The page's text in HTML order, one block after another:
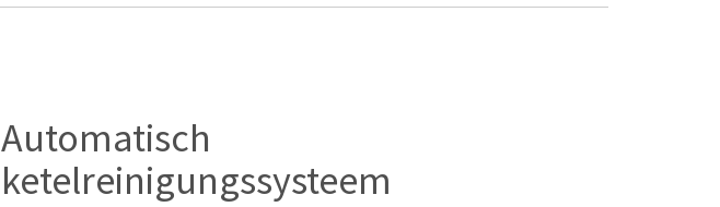
Automatisch
ketelreinigungssysteem